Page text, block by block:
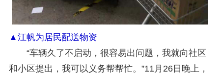
▲江帆为居民配送物资
“车辆久了不启动，很容易出问题，我就向社区
和小区提出，我可以义务帮帮忙。”11月26日晚上，